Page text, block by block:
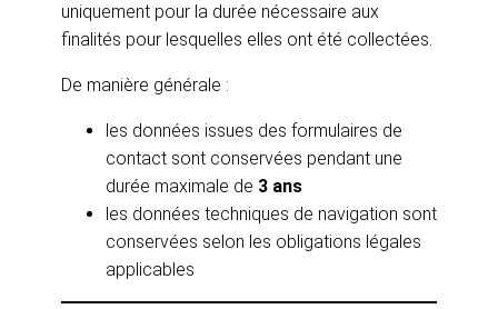
uniquement pour la durée nécessaire aux
finalités pour lesquelles elles ont été collectées.
De manière générale :
les données issues des formulaires de
contact sont conservées pendant une
durée maximale de 3 ans
les données techniques de navigation sont
conservées selon les obligations légales
applicables